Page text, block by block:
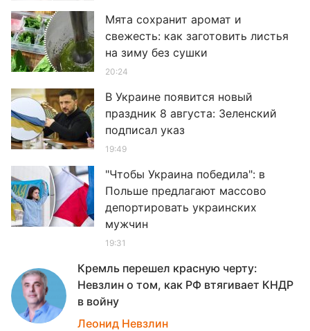
Мята сохранит аромат и
свежесть: как заготовить листья
на зиму без сушки
20:24
В Украине появится новый
праздник 8 августа: Зеленский
подписал указ
19:49
"Чтобы Украина победила": в
Польше предлагают массово
депортировать украинских
мужчин
19:31
Кремль перешел красную черту:
Невзлин о том, как РФ втягивает КНДР
в войну
Леонид Невзлин